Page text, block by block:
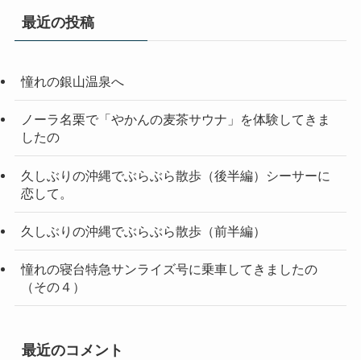
最近の投稿
憧れの銀山温泉へ
ノーラ名栗で「やかんの麦茶サウナ」を体験してきま
したの
久しぶりの沖縄でぶらぶら散歩（後半編）シーサーに
恋して。
久しぶりの沖縄でぶらぶら散歩（前半編）
憧れの寝台特急サンライズ号に乗車してきましたの
（その４）
最近のコメント